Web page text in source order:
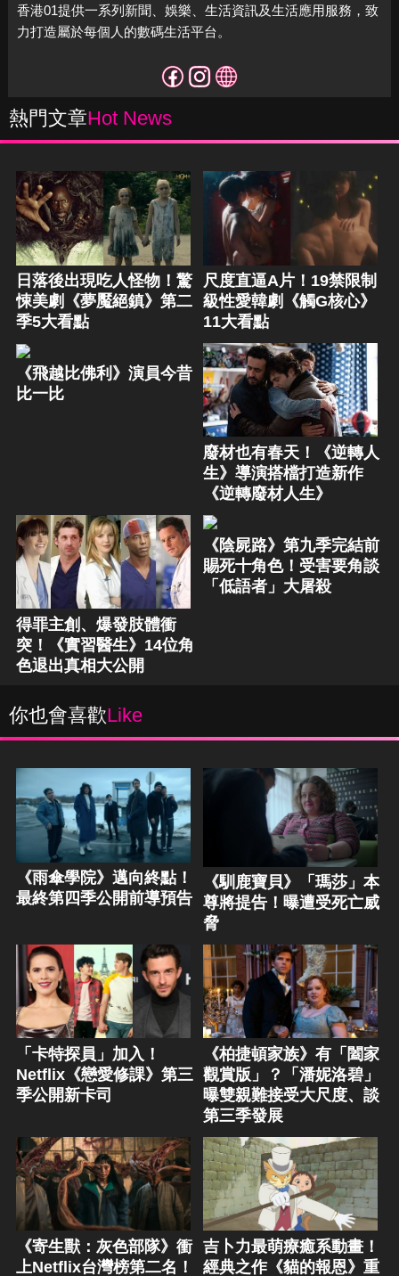
香港01提供一系列新聞、娛樂、生活資訊及生活應用服務，致
力打造屬於每個人的數碼生活平台。
熱門文章Hot News
日落後出現吃人怪物！驚
悚美劇《夢魘絕鎮》第二
季5大看點
尺度直逼A片！19禁限制
級性愛韓劇《觸G核心》
11大看點
《飛越比佛利》演員今昔
比一比
廢材也有春天！《逆轉人
生》導演搭檔打造新作
《逆轉廢材人生》
得罪主創、爆發肢體衝
突！《實習醫生》14位角
色退出真相大公開
《陰屍路》第九季完結前
賜死十角色！受害要角談
「低語者」大屠殺
你也會喜歡Like
《雨傘學院》邁向終點！
最終第四季公開前導預告
《馴鹿寶貝》「瑪莎」本
尊將提告！曝遭受死亡威
脅
「卡特探員」加入！
Netflix《戀愛修課》第三
季公開新卡司
《柏捷頓家族》有「闔家
觀賞版」？「潘妮洛碧」
曝雙親難接受大尺度、談
第三季發展
《寄生獸：灰色部隊》衝
上Netflix台灣榜第二名！
吉卜力最萌療癒系動畫！
經典之作《貓的報恩》重